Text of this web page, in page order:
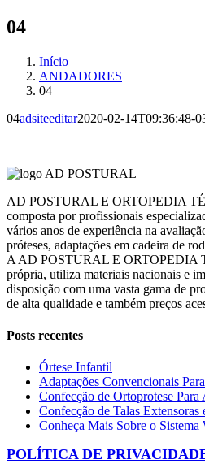
04
Início
ANDADORES
04
04adsiteeditar2020-02-14T09:36:48-
AD POSTURAL E ORTOPEDIA
composta por profissionais
vários anos de experiência na
próteses, adaptações em cadeira de
A AD POSTURAL E ORTOPEDIA
própria, utiliza materiais nacionais e
disposição com uma vasta gama de
de alta qualidade e também preços
Posts recentes
Órtese Infantil
Adaptações Convencionais
Confecção de Ortoprotese
Confecção de Talas Extensoras
Conheça Mais Sobre o Sistema
POLÍTICA DE